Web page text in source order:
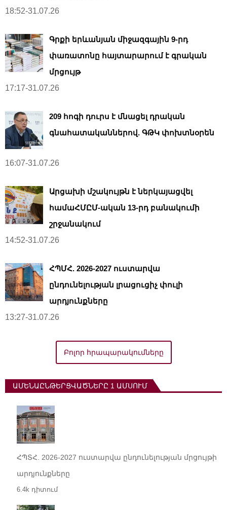
18:52-31.07.26
Գրքի երևանյան միջազգային 9-րդ
փառատոնը հայտարարում է գրական
մրցույթ
17:17-31.07.26
209 հոգի դուրս է մնացել դրական
գնահատականներով. ԳԹԿ փոխտնօրեն
16:07-31.07.26
Արցախի մշակույթն է ներկայացվել
համաՀՄԸՄ-ական 13-րդ բանակումի
շրջանակում
14:52-31.07.26
ՀՊՄՀ. 2026-2027 ուստարվա
ընդունելության լրացուցիչ փուլի
արդյունքները
13:27-31.07.26
Բոլոր հրապարակումները
ԱՄԵՆԱԸՆԹԵՐՑՎԱԾՆԵՐԸ 1 ԱՄՍՈՒՄ
ՀՊՏՀ. 2026-2027 ուստարվա ընդունելության մրցույթի
արդյունքները
6.4k դիտում